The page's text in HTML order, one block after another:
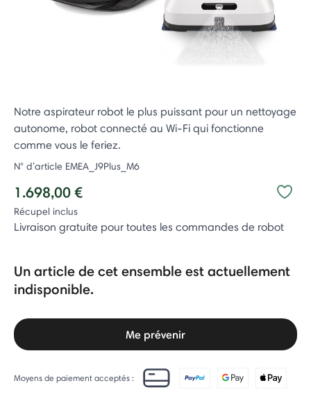
Notre aspirateur robot le plus puissant pour un nettoyage
autonome, robot connecté au Wi-Fi qui fonctionne
comme vous le feriez.
N° d’article EMEA_J9Plus_M6
1.698,00 €
Récupel inclus
Livraison gratuite pour toutes les commandes de robot
Un article de cet ensemble est actuellement
indisponible.
Me prévenir
Moyens de paiement acceptés :